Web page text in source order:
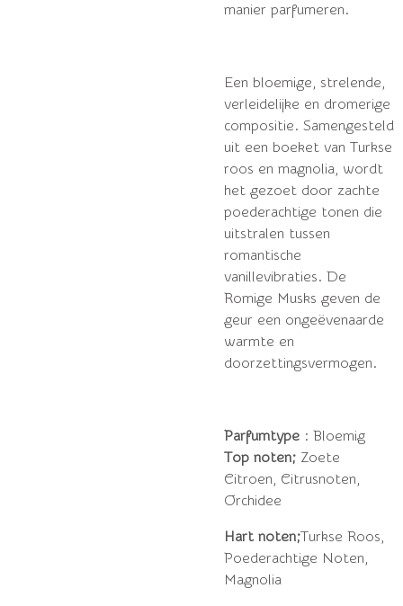
manier parfumeren.
Een bloemige, strelende,
verleidelijke en dromerige
compositie. Samengesteld
uit een boeket van Turkse
roos en magnolia, wordt
het gezoet door zachte
poederachtige tonen die
uitstralen tussen
romantische
vanillevibraties. De
Romige Musks geven de
geur een ongeëvenaarde
warmte en
doorzettingsvermogen.
Parfumtype : Bloemig
Top noten; Zoete
Citroen, Citrusnoten,
Orchidee
Hart noten;Turkse Roos,
Poederachtige Noten,
Magnolia